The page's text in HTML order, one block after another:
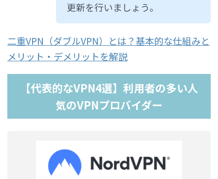
更新を行いましょう。
二重VPN（ダブルVPN）とは？基本的な仕組みと
メリット・デメリットを解説
【代表的なVPN4選】利用者の多い人
気のVPNプロバイダー